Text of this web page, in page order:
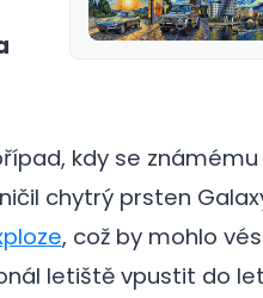
kdy se
chytrý prsten
, což by mohlo
letiště vpustit do